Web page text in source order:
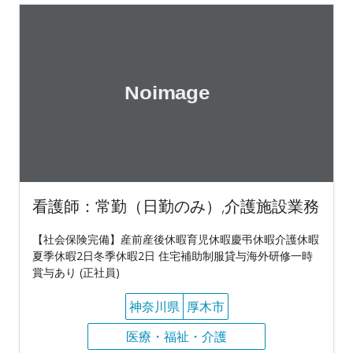
看護師：常勤（日勤のみ）,介護施設業務
【社会保険完備】産前産後休暇育児休暇慶弔休暇介護休暇
夏季休暇2日冬季休暇2日 住宅補助制服貸与海外研修一時
賞与あり (正社員)
神奈川県 厚木市
医療・福祉・介護